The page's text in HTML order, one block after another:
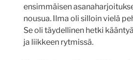
ensimmäisen
nousua. Ilma oli silloin vielä
Se oli täydellinen hetki
ja liikkeen rytmissä.